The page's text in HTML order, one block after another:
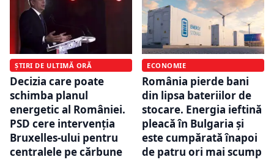
ȘTIRI DE ULTIMĂ ORĂ
Decizia care poate
schimba planul
energetic al României.
PSD cere intervenția
Bruxelles-ului pentru
centralele pe cărbune
ECONOMIE
România pierde bani
din lipsa bateriilor de
stocare. Energia ieftină
pleacă în Bulgaria și
este cumpărată înapoi
de patru ori mai scump